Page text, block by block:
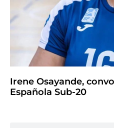
Irene Osayande,
Española Sub-20